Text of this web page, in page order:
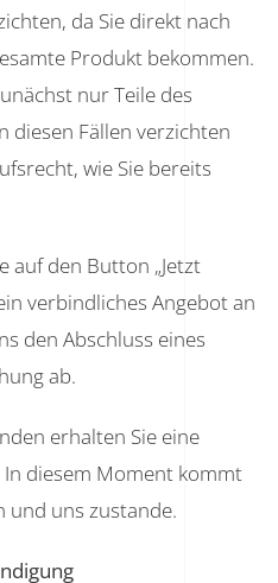
da Sie direkt nach
Produkt bekommen.
nur Teile des
diesen Fällen verzichten
wie Sie bereits
auf den Button „Jetzt
verbindliches Angebot an
den Abschluss eines
ab.
erhalten Sie eine
diesem Moment kommt
und uns zustande.